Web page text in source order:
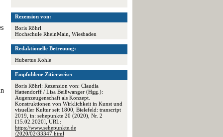
Rezension von:
Boris Röhrl
Hochschule RheinMain, Wiesbaden
Redaktionelle Betreuung:
Hubertus Kohle
Empfohlene Zitierweise:
Boris Röhrl: Rezension von: Claudia
Hattendorff / Lisa Beißwanger (Hgg.):
Augenzeugenschaft als Konzept.
Konstruktionen von Wirklichkeit in Kunst und
visueller Kultur seit 1800, Bielefeld: transcript
2019, in: sehepunkte 20 (2020), Nr. 2
[15.02.2020], URL:
https://www.sehepunkte.de
/2020/02/33347.html